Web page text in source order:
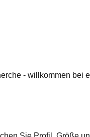
- willkommen bei